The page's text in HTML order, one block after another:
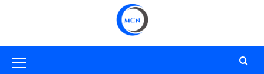
primario